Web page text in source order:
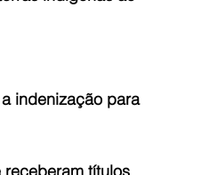
indenização para
títulos